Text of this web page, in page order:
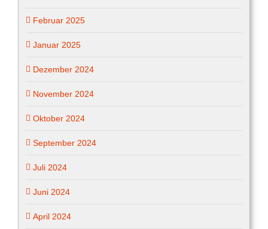
Februar 2025
Januar 2025
Dezember 2024
November 2024
Oktober 2024
September 2024
Juli 2024
Juni 2024
April 2024